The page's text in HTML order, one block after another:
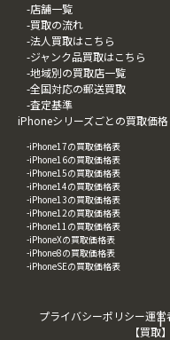
-店舗一覧
-買取の流れ
-法人買取はこちら
-ジャンク品買取はこちら
-地域別の買取店一覧
-全国対応の郵送買取
-査定基準
iPhoneシリーズごとの買取価格
-iPhone17の買取価格表
-iPhone16の買取価格表
-iPhone15の買取価格表
-iPhone14の買取価格表
-iPhone13の買取価格表
-iPhone12の買取価格表
-iPhone11の買取価格表
-iPhoneXの買取価格表
-iPhone8の買取価格表
-iPhoneSEの買取価格表
プライバシーポリシー運営
【買取